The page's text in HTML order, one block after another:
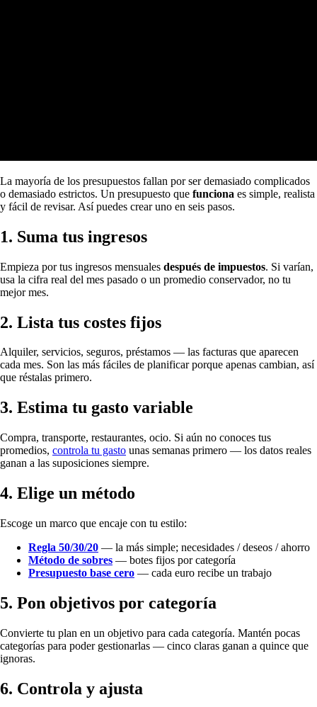
La mayoría de los presupuestos fallan por ser demasiado complicados
o demasiado estrictos. Un presupuesto que funciona es simple, realista
y fácil de revisar. Así puedes crear uno en seis pasos.
1. Suma tus ingresos
Empieza por tus ingresos mensuales después de impuestos. Si varían,
usa la cifra real del mes pasado o un promedio conservador, no tu
mejor mes.
2. Lista tus costes fijos
Alquiler, servicios, seguros, préstamos — las facturas que aparecen
cada mes. Son las más fáciles de planificar porque apenas cambian, así
que réstalas primero.
3. Estima tu gasto variable
Compra, transporte, restaurantes, ocio. Si aún no conoces tus
promedios, controla tu gasto unas semanas primero — los datos reales
ganan a las suposiciones siempre.
4. Elige un método
Escoge un marco que encaje con tu estilo:
Regla 50/30/20 — la más simple; necesidades / deseos / ahorro
Método de sobres — botes fijos por categoría
Presupuesto base cero — cada euro recibe un trabajo
5. Pon objetivos por categoría
Convierte tu plan en un objetivo para cada categoría. Mantén pocas
categorías para poder gestionarlas — cinco claras ganan a quince que
ignoras.
6. Controla y ajusta